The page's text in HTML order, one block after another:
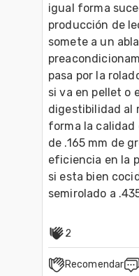
igual forma
producción de
somete a un
pasa por la
si va en pellet o
digestibilidad al
forma la calidad
de .165 mm de
eficiencia en la
si esta bien
semirolado a
2
Recomendar